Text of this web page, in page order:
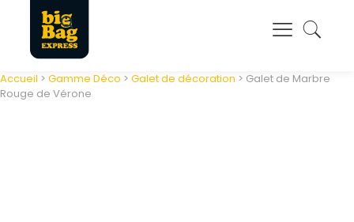
Panneau de gestion des cookies
Accueil > Gamme Déco > Galet de décoration > Galet de Marbre
Rouge de Vérone